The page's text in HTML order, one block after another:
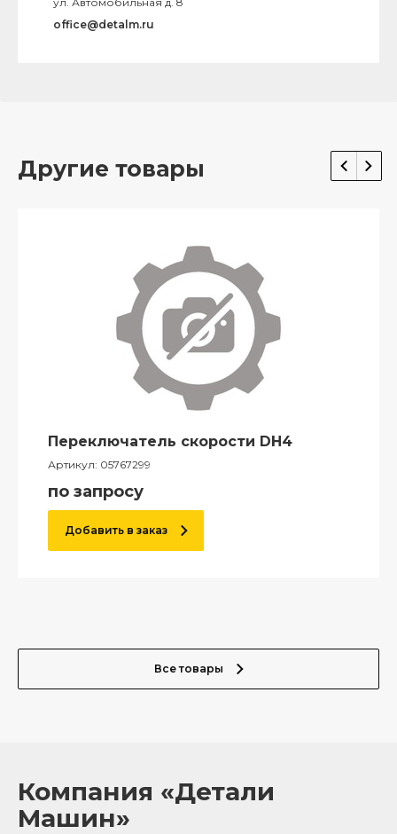
office@detalm.ru
Другие товары
Переключатель скорости DH4
Артикул: 05767299
по запросу
Добавить в заказ
Все товары
Компания «Детали
Машин»